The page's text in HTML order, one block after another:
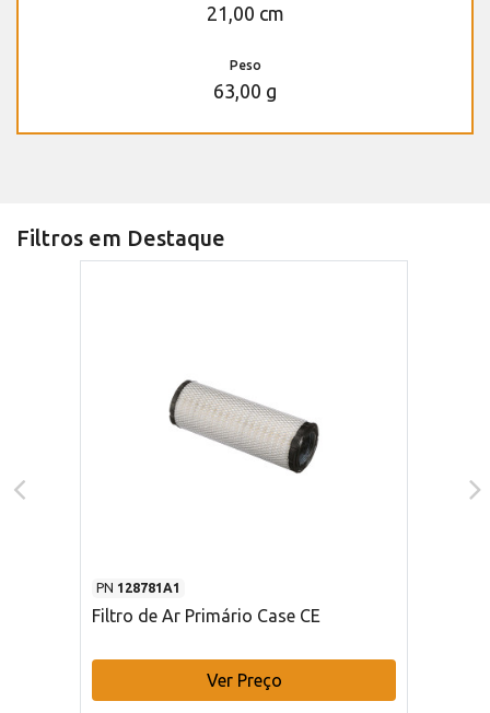
21,00 cm
Peso
63,00 g
Filtros em Destaque
PN 128781A1
Filtro de Ar Primário Case CE
Ver Preço